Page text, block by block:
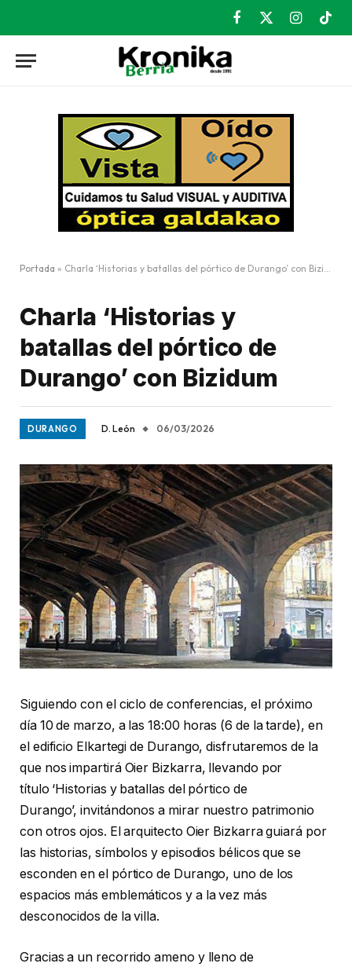
Facebook
X
Instagram
Portada » Charla ‘Historias y batallas del pórtico de Durango’ con Bizidum
Charla ‘Historias y
batallas del pórtico de
Durango’ con Bizidum
DURANGO D. León 06/03/2026
Siguiendo con el ciclo de conferencias, el próximo
día 10 de marzo, a las 18:00 horas (6 de la tarde), en
el edificio Elkartegi de Durango, disfrutaremos de la
que nos impartirá Oier Bizkarra, llevando por
título ‘Historias y batallas del pórtico de
Durango’, invitándonos a mirar nuestro patrimonio
con otros ojos. El arquitecto Oier Bizkarra guiará por
las historias, símbolos y episodios bélicos que se
esconden en el pórtico de Durango, uno de los
espacios más emblemáticos y a la vez más
desconocidos de la villa.
Gracias a un recorrido ameno y lleno de